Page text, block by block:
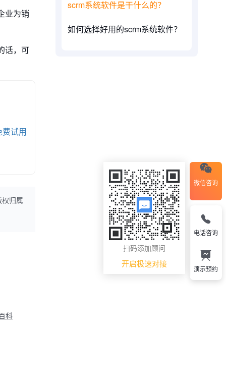
业为销
话，可
费试用
权归属
科
scrm系统软件是干什么的？
如何选择好用的scrm系统软件？
微信咨询
扫码添加顾问
开启极速对接
电话咨询
演示预约